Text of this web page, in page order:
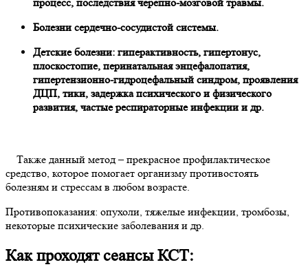
Болезни сердечно-сосудистой системы.
Детские болезни: гиперактивность, гипертонус,
плоскостопие, перинатальная энцефалопатия,
гипертензионно-гидроцефальный синдром, проявления
ДЦП, тики, задержка психического и физического
развития, частые респираторные инфекции и др.
Также данный метод – прекрасное профилактическое
средство, которое помогает организму противостоять
болезням и стрессам в любом возрасте.
Противопоказания: опухоли, тяжелые инфекции, тромбозы,
некоторые психические заболевания и др.
Как проходят сеансыКСТ: